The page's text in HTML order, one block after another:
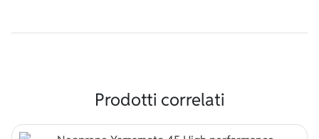
Prodotti correlati